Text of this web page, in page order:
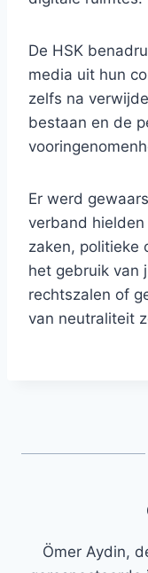
De HSK
media uit hun
zelfs na
bestaan ​​en de
Er werd
verband
zaken, politieke
het gebruik van
rechtszalen of
van neutraliteit
Ömer Aydin,